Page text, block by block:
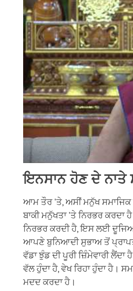
ਇਨਸਾਨ ਹੋਣ ਦੇ ਨਾਤੇ
ਆਮ ਤੌਰ 'ਤੇ, ਅਸੀਂ ਮਨੁੱਖ ਸਮਾਜਿਕ
ਬਾਕੀ ਮਨੁੱਖਤਾ 'ਤੇ ਨਿਰਭਰ
ਨਿਰਭਰ ਕਰਦੀ ਹੈ, ਇਸ ਲਈ
ਆਪਣੇ ਬੁਨਿਆਦੀ ਸੁਭਾਅ ਤੋਂ
ਵੱਡਾ ਝੁੰਡ ਦੀ ਪੂਰੀ ਜ਼ਿੰਮੇਵਾਰੀ
ਵੱਲ ਹੁੰਦਾ ਹੈ, ਵੇਖ ਰਿਹਾ ਹੁੰਦਾ ਹੈ।
ਮਦਦ ਕਰਦਾ ਹੈ।